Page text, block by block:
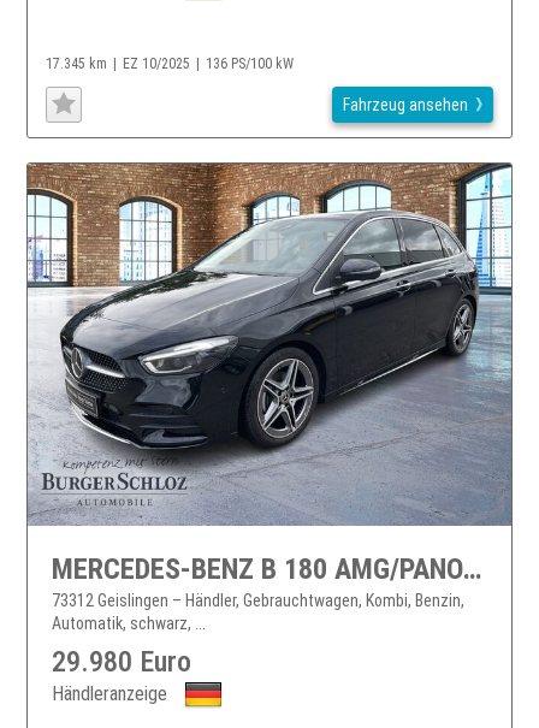
17.345 km EZ 10/2025 136 PS/100 kW
Fahrzeug ansehen
MERCEDES-BENZ B 180 AMG/PANO/HUD/MULTI./360
73312 Geislingen – Händler, Gebrauchtwagen, Kombi, Benzin,
Automatik, schwarz, ...
29.980 Euro
Händleranzeige